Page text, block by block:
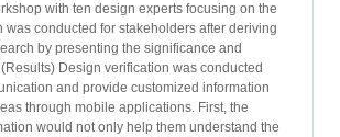
with ten design experts focusing on the
conducted for stakeholders after deriving
by presenting the significance and
Design verification was conducted
and provide customized information
through mobile applications. First, the
would not only help them understand the